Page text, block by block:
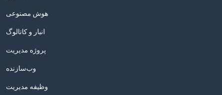
هوش مصنوعی
انبار و کاتالوگ
پروژه مدیریت
وب‌سازنده
وظیفه مدیریت